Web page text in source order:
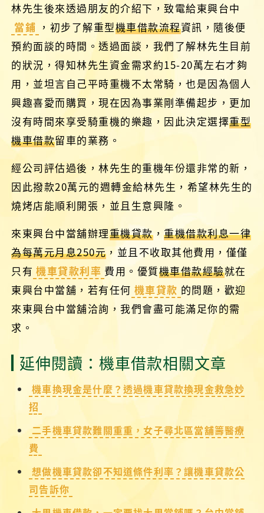
林先生後來透過朋友的介紹下，致電給東興台中
當鋪 ，初步了解重型機車借款流程資訊，隨後便
預約面談的時間。透過面談，我們了解林先生目前
的狀況，得知林先生資金需求約15-20萬左右才夠
用，並坦言自己平時重機不太常騎，也是因為個人
興趣喜愛而購買，現在因為事業剛準備起步，更加
沒有時間來享受騎重機的樂趣，因此決定選擇重型
機車借款留車的業務。
經公司評估過後，林先生的重機年份還非常的新，
因此撥款20萬元的週轉金給林先生，希望林先生的
燒烤店能順利開張，並且生意興隆。
來東興台中當舖辦理重機貸款，重機借款利息一律
為每萬元月息250元 ，並且不收取其他費用，僅僅
只有 機車貸款利率 費用。優質機車借款經驗就在
東興台中當舖，若有任何 機車貸款 的問題，歡迎
來東興台中當舖洽詢，我們會盡可能滿足你的需
求。
延伸閱讀：機車借款相關文章
機車換現金是什麼？透過機車貸款換現金救急妙
招
二手機車貸款難關重重，女子尋北區當舖籌醫療
費
想做機車貸款卻不知道條件利率？讓機車貸款公
司告訴你